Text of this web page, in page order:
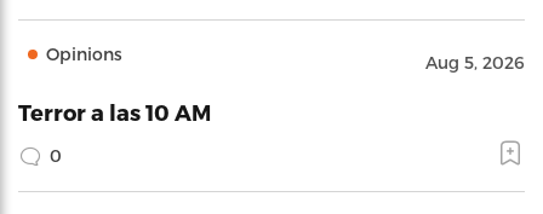
Opinions Aug 5, 2026
Terror a las 10 AM
0